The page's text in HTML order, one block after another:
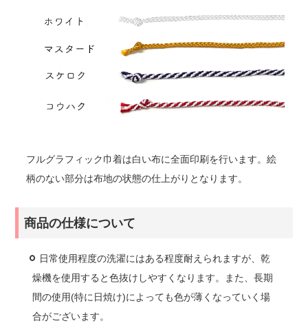
フルグラフィック巾着は白い布に全面印刷を行います。絵
柄のない部分は布地の状態の仕上がりとなります。
商品の仕様について
日常使用程度の洗濯にはある程度耐えられますが、乾
燥機を使用すると色抜けしやすくなります。また、長期
間の使用(特に日焼け)によっても色が薄くなっていく場
合がございます。